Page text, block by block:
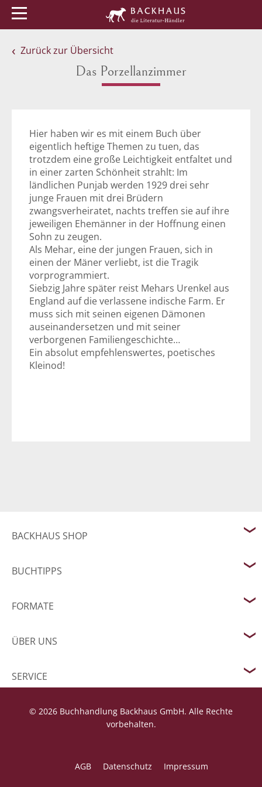
Zurück zur Übersicht
Das Porzellanzimmer
Hier haben wir es mit einem Buch über
eigentlich heftige Themen zu tuen, das
trotzdem eine große Leichtigkeit entfaltet und
in einer zarten Schönheit strahlt: Im
ländlichen Punjab werden 1929 drei sehr
junge Frauen mit drei Brüdern
zwangsverheiratet, nachts treffen sie auf ihre
jeweiligen Ehemänner in der Hoffnung einen
Sohn zu zeugen.
Als Mehar, eine der jungen Frauen, sich in
einen der Mäner verliebt, ist die Tragik
vorprogrammiert.
Siebzig Jahre später reist Mehars Urenkel aus
England auf die verlassene indische Farm. Er
muss sich mit seinen eigenen Dämonen
auseinandersetzen und mit seiner
verborgenen Familiengeschichte…
Ein absolut empfehlenswertes, poetisches
Kleinod!
BACKHAUS SHOP
BUCHTIPPS
FORMATE
ÜBER UNS
SERVICE
© 2026 Buchhandlung Backhaus GmbH. Alle Rechte
vorbehalten.
AGB Datenschutz Impressum